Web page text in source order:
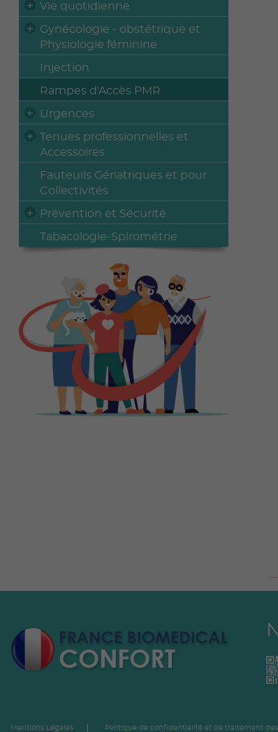
Vie quotidienne
Gynécologie - obstétrique et
Physiologie féminine
Injection
Rampes d'Accès PMR
Urgences
Tenues professionnelles et
Accessoires
Fauteuils Gériatriques et pour
Collectivités
Prévention et Sécurité
Tabacologie-Spirométrie
Mentions Légales Politique de confidentialité et de traitement